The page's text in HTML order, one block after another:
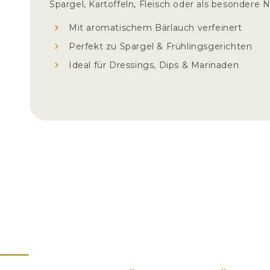
Spargel, Kartoffeln, Fleisch oder als besondere
Mit aromatischem Bärlauch verfeinert
Perfekt zu Spargel & Frühlingsgerichten
Ideal für Dressings, Dips & Marinaden